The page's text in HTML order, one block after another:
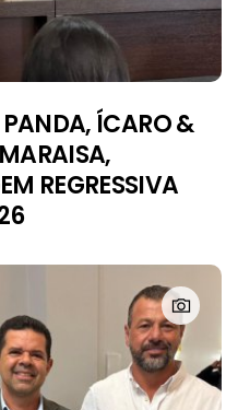
ÍCARO &
REGRESSIVA